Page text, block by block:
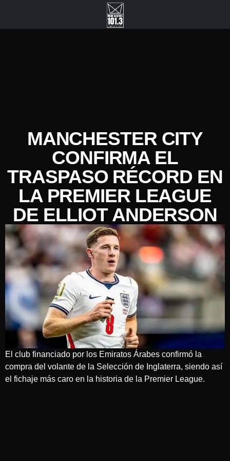
MANCHESTER CITY
CONFIRMA EL
TRASPASO RÉCORD EN
LA PREMIER LEAGUE
DE ELLIOT ANDERSON
El club financiado por los Emiratos Árabes confirmó la
compra del volante de la Selección de Inglaterra, siendo así
el fichaje más caro en la historia de la Premier League.